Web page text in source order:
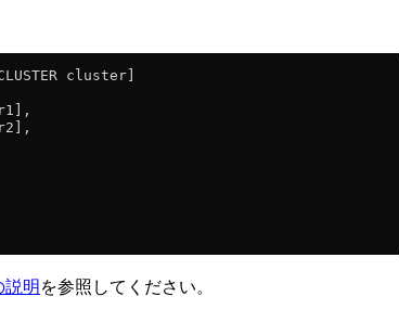
cluster]
説明 を参照してください。